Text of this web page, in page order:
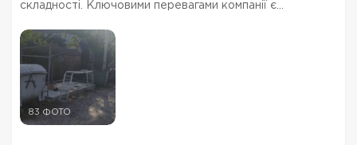
складності. Ключовими перевагами компанії є
європейських виробників, а також
висококваліфікований персонал, дозволяю...
83 ФОТО